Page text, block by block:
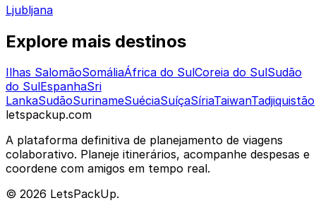
Ljubljana
Explore mais destinos
Ilhas SalomãoSomáliaÁfrica do SulCoreia do SulSudão
do SulEspanhaSri
LankaSudãoSurinameSuéciaSuíçaSíriaTaiwanTadjiquistão
letspackup.com
A plataforma definitiva de planejamento de viagens
colaborativo. Planeje itinerários, acompanhe despesas e
coordene com amigos em tempo real.
© 2026 LetsPackUp.